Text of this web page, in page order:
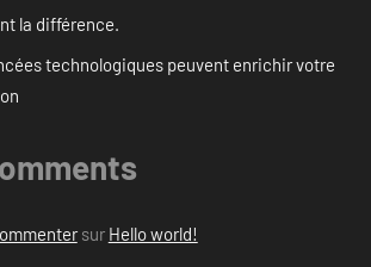
la différence.
technologiques peuvent enrichir votre
sur Hello world!